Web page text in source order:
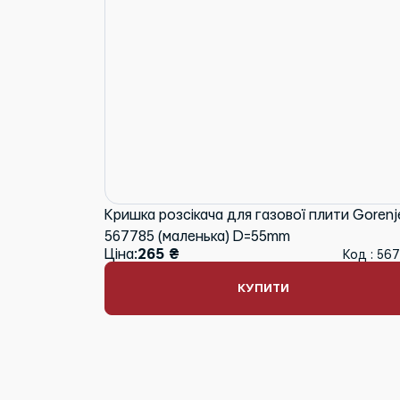
Кришка розсікача для газової плити
567785 (маленька) D=55mm
Ціна:265 ₴ Код :
КУПИТИ